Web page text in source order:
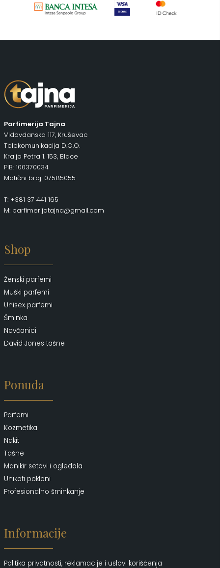
Parfimerija Tajna
Vidovdanska 117, Kruševac
Telekomunikacija D.O.O.
Kralja Petra 1. 153, Blace
PIB: 100370034
Matični broj: 07585055
T: +381 37 441 165
M: parfimerijatajna@gmail.com
Shop
Ženski parfemi
Muški parfemi
Unisex parfemi
Šminka
Novčanici
David Jones tašne
Ponuda
Parfemi
Kozmetika
Nakit
Tašne
Manikir setovi i ogledala
Unikati pokloni
Profesionalno šminkanje
Informacije
Politika privatnosti, reklamacije i uslovi korišćenja